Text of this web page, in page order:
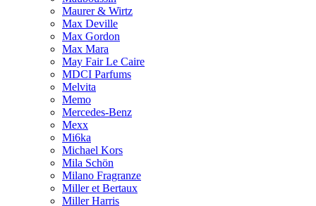
Maurer & Wirtz
Max Deville
Max Gordon
Max Mara
May Fair Le Caire
MDCI Parfums
Melvita
Memo
Mercedes-Benz
Mexx
Mi6ka
Michael Kors
Mila Schön
Milano Fragranze
Miller et Bertaux
Miller Harris